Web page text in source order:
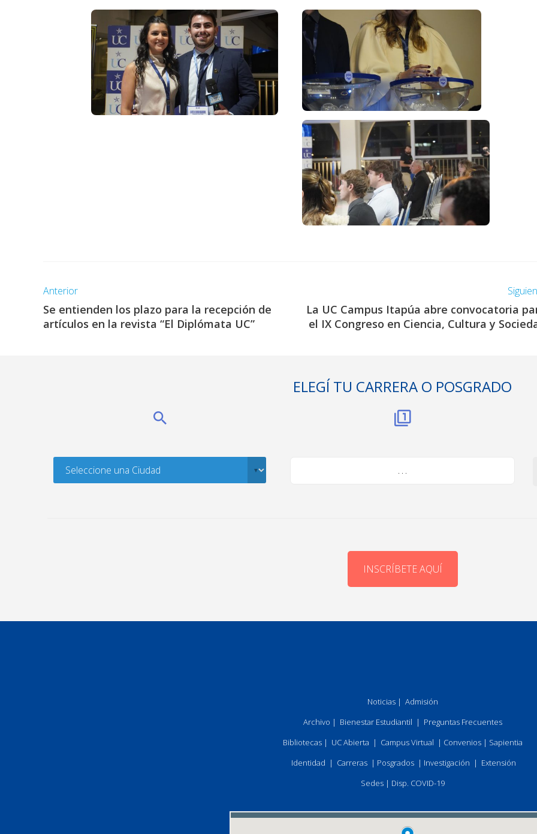
Anterior
Se entienden los plazo para la recepción de
artículos en la revista “El Diplómata UC”
La UC Campus Itapúa abre convocatoria
el IX Congreso en Ciencia, Cultura y
ELEGÍ TU CARRERA O POSGRADO
. . .
INSCRÍBETE AQUÍ
Noticias| Admisión
Archivo | Bienestar Estudiantil | Preguntas Frecuentes
Bibliotecas| UC Abierta | Campus Virtual | Convenios| Sapientia
Identidad | Carreras| Posgrados| Investigación | Extensión
Sedes| Disp. COVID-19